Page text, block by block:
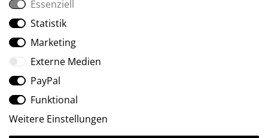
Social Media
Essenziell
Statistik
Marketing
Externe Medien
PayPal
Funktional
Weitere Einstellungen